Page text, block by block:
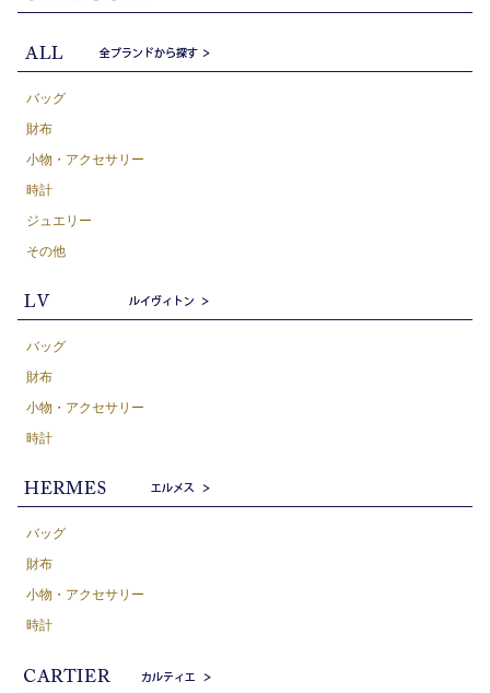
バッグ
財布
小物・アクセサリー
時計
ジュエリー
その他
バッグ
財布
小物・アクセサリー
時計
バッグ
財布
小物・アクセサリー
時計